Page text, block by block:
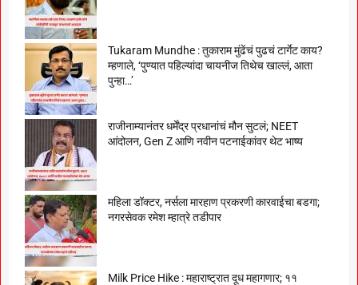
Tukaram Mundhe : तुकाराम मुंढेंचं पुढचं टार्गेट काय?
म्हणाले, ‘पुण्यात पहिल्यांदा चायनीज तिथेच खाल्लं, आता
पुन्हा…’
राजीनाम्यानंतर धर्मेंद्र प्रधानांचं मौन सुटलं; NEET
आंदोलन, Gen Z आणि नवीन पटनाईकांवर थेट भाष्य
महिला डॉक्टर, नर्सला मारहाण प्रकरणी कारवाईचा बडगा;
नगरसेवक रमेश म्हात्रे तडीपार
Milk Price Hike : महाराष्ट्रात दूध महागणार; ११